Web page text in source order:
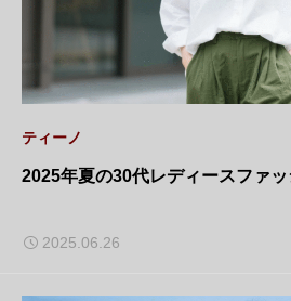
ティーノ
2025年夏の30代レディースファ
2025.06.26